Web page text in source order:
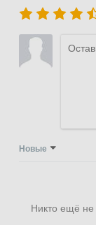
Новые
Никто ещё не